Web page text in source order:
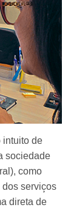
intuito de
sociedade
como
serviços
direta de